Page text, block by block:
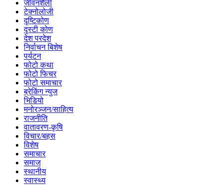
जीवनशैली
टेक्नोलोजी
दृष्टिकोण
दृस्टी कोण
देश परदेश
निर्वाचन बिशेष
पर्यटन
फोटो कथा
फोटो फिचर
फोटो समाचार
ब्रेकिंग न्युज
भिडियो
मनोरञ्जन/साहित्य
राजनीति
वातावरण-कृषि
विचार/बहस
विशेष
समाचार
समाज
स्थानीय
स्वास्थ्य